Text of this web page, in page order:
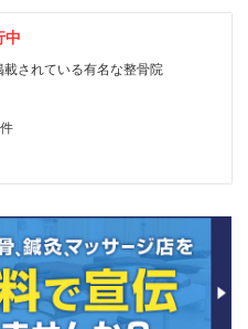
中
されている有名な整骨院